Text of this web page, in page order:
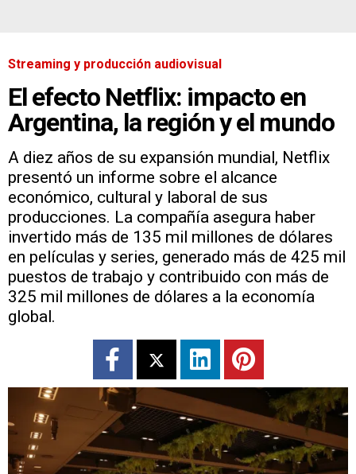
Streaming y producción audiovisual
El efecto Netflix: impacto en
Argentina, la región y el mundo
A diez años de su expansión mundial, Netflix
presentó un informe sobre el alcance
económico, cultural y laboral de sus
producciones. La compañía asegura haber
invertido más de 135 mil millones de dólares
en películas y series, generado más de 425 mil
puestos de trabajo y contribuido con más de
325 mil millones de dólares a la economía
global.